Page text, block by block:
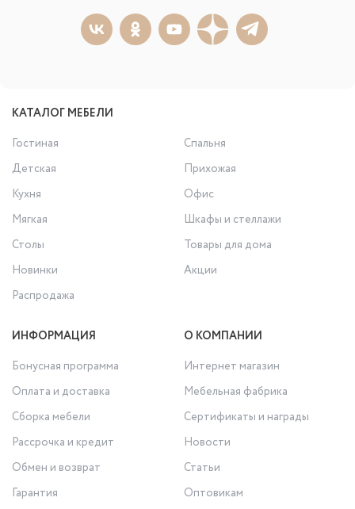
КАТАЛОГ МЕБЕЛИ
Гостиная
Спальня
Детская
Прихожая
Кухня
Офис
Мягкая
Шкафы и стеллажи
Столы
Товары для дома
Новинки
Акции
Распродажа
ИНФОРМАЦИЯ
Бонусная программа
Оплата и доставка
Сборка мебели
Рассрочка и кредит
Обмен и возврат
Гарантия
О КОМПАНИИ
Интернет магазин
Мебельная фабрика
Сертификаты и награды
Новости
Статьи
Оптовикам